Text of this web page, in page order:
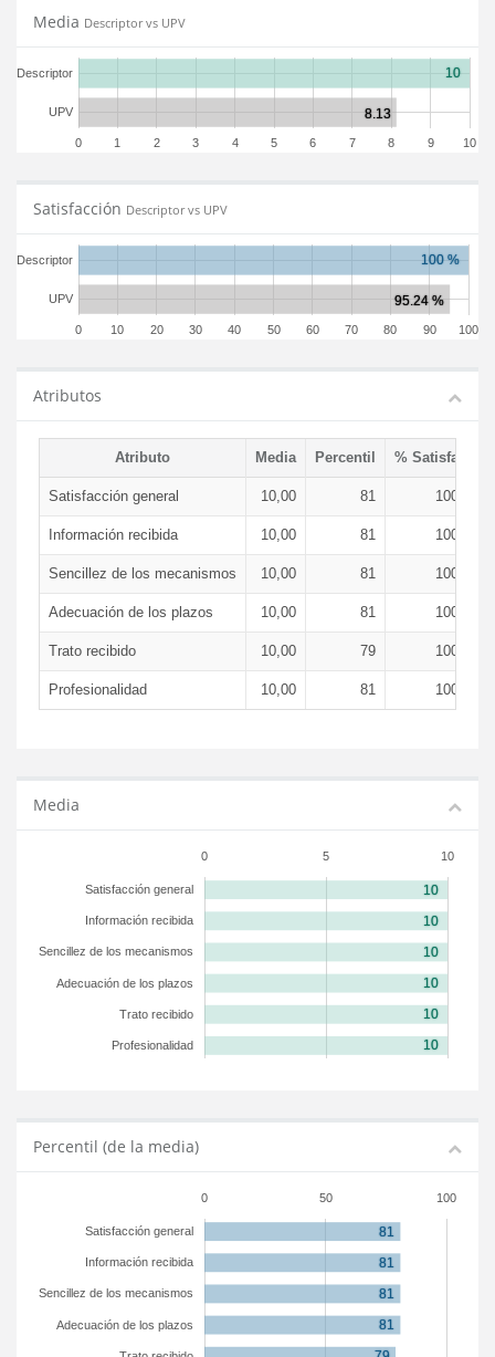
Media Descriptor vs UPV
0 1 2 3 4 5 6 7 8 9 10
UPV
Descriptor
Satisfacción Descriptor vs UPV
0 10 20 30 40 50 60 70 80 90 100
UPV
Descriptor
Atributos
Atributo Media Percentil % Satisfacción
Satisfacción general 10,00 81 100,00 %
Información recibida 10,00 81 100,00 %
Sencillez de los mecanismos 10,00 81 100,00 %
Adecuación de los plazos 10,00 81 100,00 %
Trato recibido 10,00 79 100,00 %
Profesionalidad 10,00 81 100,00 %
Media
0 5 10
Satisfacción general
Información recibida
Sencillez de los mecanismos
Adecuación de los plazos
Trato recibido
Profesionalidad
Percentil (de la media)
0 50 100
Satisfacción general
Información recibida
Sencillez de los mecanismos
Adecuación de los plazos